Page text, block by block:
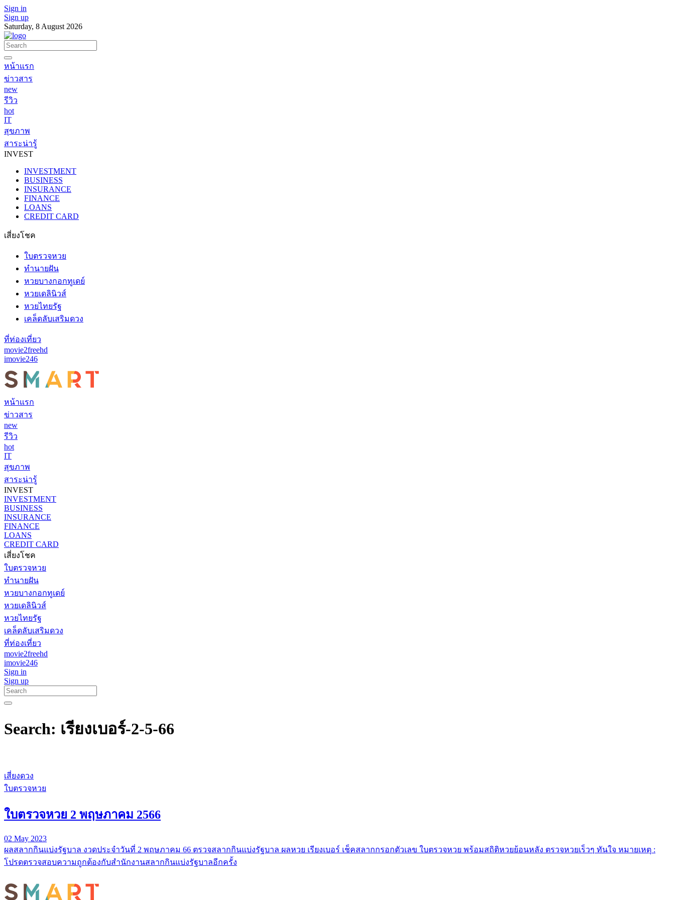
Sign in
Sign up
Saturday, 8 August 2026
หน้าแรก
ข่าวสาร
new
รีวิว
hot
IT
สุขภาพ
สาระน่ารู้
INVEST
INVESTMENT
BUSINESS
INSURANCE
FINANCE
LOANS
CREDIT CARD
เสี่ยงโชค
ใบตรวจหวย
ทำนายฝัน
หวยบางกอกทูเดย์
หวยเดลินิวส์
หวยไทยรัฐ
เคล็ดลับเสริมดวง
ที่ท่องเที่ยว
movie2freehd
imovie246
หน้าแรก
ข่าวสาร
new
รีวิว
hot
IT
สุขภาพ
สาระน่ารู้
INVEST
INVESTMENT
BUSINESS
INSURANCE
FINANCE
LOANS
CREDIT CARD
เสี่ยงโชค
ใบตรวจหวย
ทำนายฝัน
หวยบางกอกทูเดย์
หวยเดลินิวส์
หวยไทยรัฐ
เคล็ดลับเสริมดวง
ที่ท่องเที่ยว
movie2freehd
imovie246
Sign in
Sign up
Search: เรียงเบอร์-2-5-66
เสี่ยงดวง
ใบตรวจหวย
ใบตรวจหวย 2 พฤษภาคม 2566
02 May 2023
ผลสลากกินแบ่งรัฐบาล งวดประจำวันที่ 2 พฤษภาคม 66 ตรวจสลากกินแบ่งรัฐบาล ผลหวย เรียงเบอร์ เช็คสลากกรอกตัวเลข ใบตรวจหวย พร้อมสถิติหวยย้อนหลัง ตรวจหวยเร็วๆ ทันใจ หมายเหตุ :
โปรดตรวจสอบความถูกต้องกับสำนักงานสลากกินแบ่งรัฐบาลอีกครั้ง